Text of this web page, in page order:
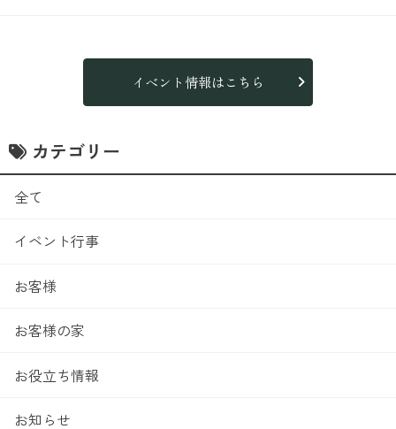
イベント情報はこちら
カテゴリー
全て
イベント行事
お客様
お客様の家
お役立ち情報
お知らせ